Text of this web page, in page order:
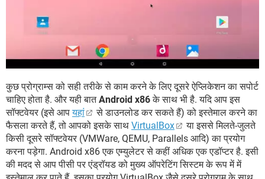
कुछ प्रोग्राम्स को सही तरीके से काम करने के लिए दूसरे ऐप्लिकेशन का सपोर्ट
चाहिए होता है. और यही बातAndroid x86के साथ भी है. यदि आप इस
सॉफ्टवेयर (इसे आपयहां
से डाउनलोड कर सकते हैं) को इस्तेमाल करने का
फैसला करते हैं, तो आपको इसके साथ VirtualBox
या इससे मिलते-जुलते
किसी दूसरे सॉफ्टवेयर (VMWare, QEMU, Parallels आदि) का प्रयोग
करना पड़ेगा. Android x86 एक एम्युलेटर से कहीं अधिक एक एडॉप्टर है. इसी
की मदद से आप पीसी पर एंड्रॉयड को मुख्य ऑपरेटिंग सिस्टम के रूप में में